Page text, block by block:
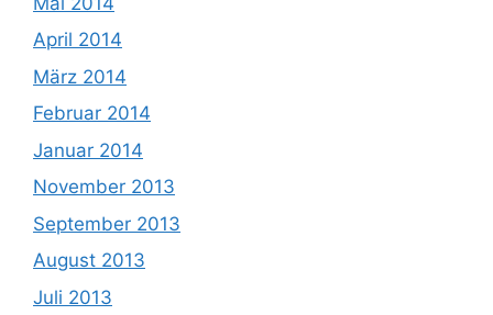
April 2014
März 2014
Februar 2014
Januar 2014
November 2013
September 2013
August 2013
Juli 2013